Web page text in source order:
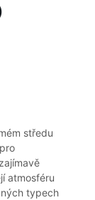
středu
atmosféru
typech